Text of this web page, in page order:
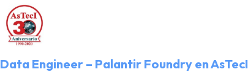
Data Engineer – Palantir Foundry en AsTecI